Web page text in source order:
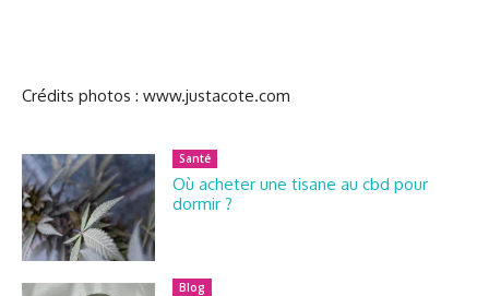
Crédits photos : www.justacote.com
Santé
Où acheter une tisane au cbd pour
dormir ?
Blog